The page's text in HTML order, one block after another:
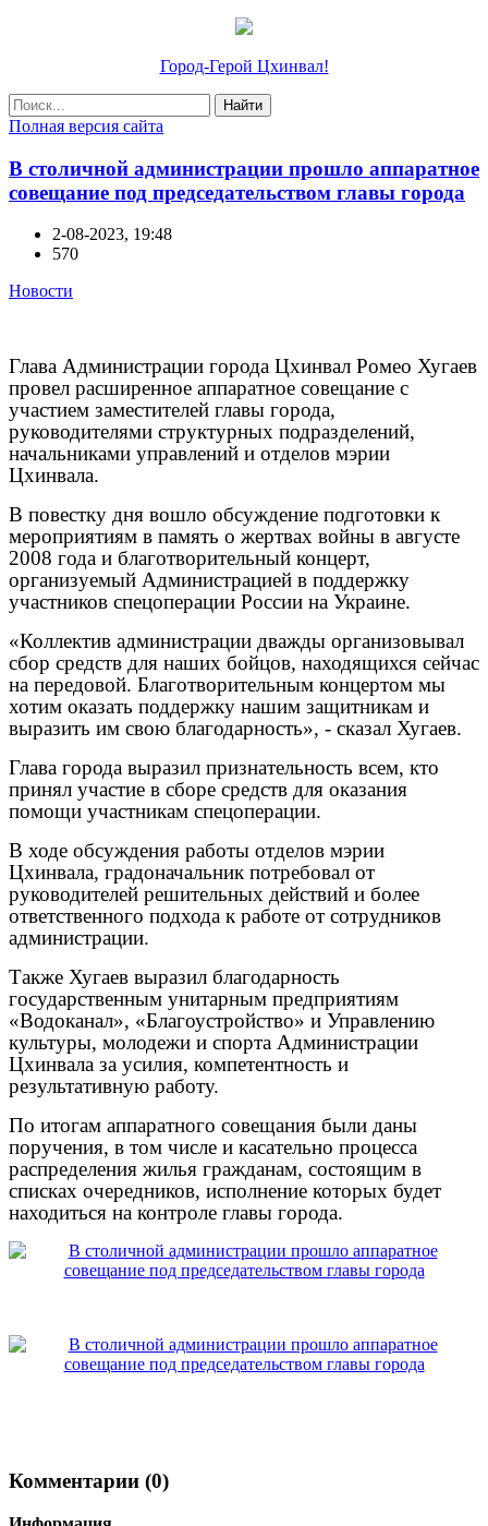
Город-Герой Цхинвал!
Найти
Полная версия сайта
В столичной администрации прошло аппаратное
совещание под председательством главы города
2-08-2023, 19:48
570
Новости
Глава Администрации города Цхинвал Ромео Хугаев
провел расширенное аппаратное совещание с
участием заместителей главы города,
руководителями структурных подразделений,
начальниками управлений и отделов мэрии
Цхинвала.
В повестку дня вошло обсуждение подготовки к
мероприятиям в память о жертвах войны в августе
2008 года и благотворительный концерт,
организуемый Администрацией в поддержку
участников спецоперации России на Украине.
«Коллектив администрации дважды организовывал
сбор средств для наших бойцов, находящихся сейчас
на передовой. Благотворительным концертом мы
хотим оказать поддержку нашим защитникам и
выразить им свою благодарность», - сказал Хугаев.
Глава города выразил признательность всем, кто
принял участие в сборе средств для оказания
помощи участникам спецоперации.
В ходе обсуждения работы отделов мэрии
Цхинвала, градоначальник потребовал от
руководителей решительных действий и более
ответственного подхода к работе от сотрудников
администрации.
Также Хугаев выразил благодарность
государственным унитарным предприятиям
«Водоканал», «Благоустройство» и Управлению
культуры, молодежи и спорта Администрации
Цхинвала за усилия, компетентность и
результативную работу.
По итогам аппаратного совещания были даны
поручения, в том числе и касательно процесса
распределения жилья гражданам, состоящим в
списках очередников, исполнение которых будет
находиться на контроле главы города.
Комментарии (0)